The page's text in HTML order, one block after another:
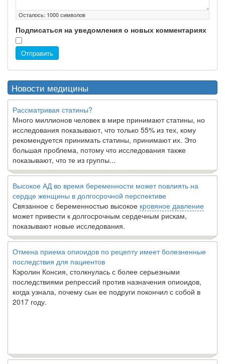
Осталось: 1000символов
Подписаться на уведомления о новых комментариях
Отправить
Новости медицины
Рассматривая статины?
Много миллионов человек в мире принимают статины, но
исследования показывают, что только 55% из тех, кому
рекомендуется принимать статины, принимают их. Это
большая проблема, потому что исследования также
показывают, что те из группы...
Высокое АД во время беременности может повлиять на
сердце женщины в долгосрочной перспективе
Связанное с беременностью высокое кровяное давление
может привести к долгосрочным сердечным рискам,
показывают новые исследования.
Отмена приема опиоидов по рецепту имеет болезненные
последствия для пациентов
Кэролин Консия, столкнулась с более серьезными
последствиями репрессий против назначения опиоидов,
когда узнала, почему сын ее подруги покончил с собой в
2017 году.